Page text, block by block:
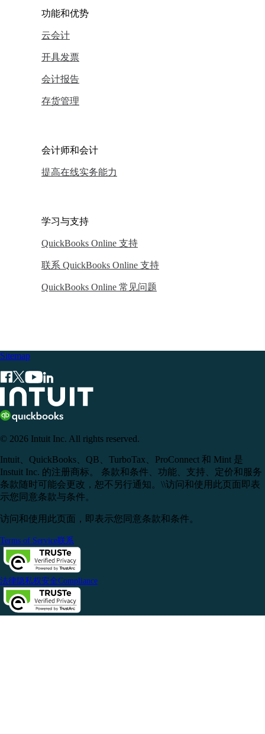
功能和优势
云会计
开具发票
会计报告
存货管理
会计师和会计
提高在线实务能力
学习与支持
QuickBooks Online 支持
联系 QuickBooks Online 支持
QuickBooks Online 常见问题
Sitemap
© 2026 Intuit Inc. All rights reserved.
Intuit、QuickBooks、QB、TurboTax、ProConnect 和 Mint 是
Instuit Inc. 的注册商标。 条款和条件、功能、支持、定价和服务
条款随时可能会更改，恕不另行通知。\\访问和使用此页面即表
示您同意条款与条件。
访问和使用此页面，即表示您同意条款和条件。
Terms of Service联系
法律隐私权安全Compliance